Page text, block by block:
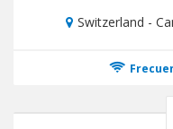
Switzerland -